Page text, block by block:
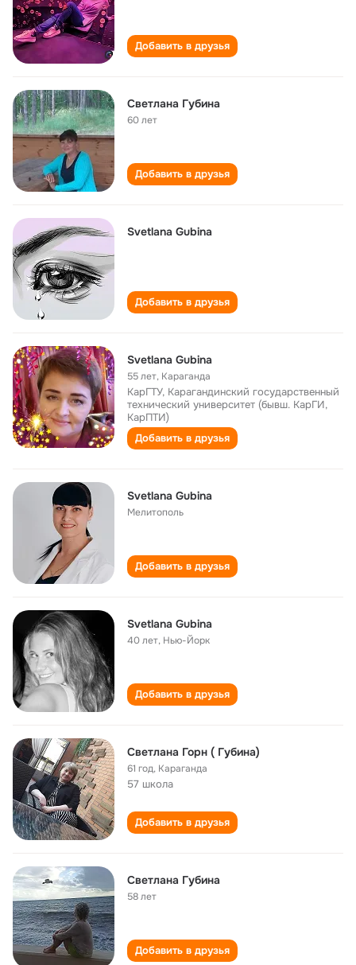
Добавить в друзья
Светлана Губина
60 лет
Добавить в друзья
Svetlana Gubina
Добавить в друзья
Svetlana Gubina
55 лет, Караганда
КарГТУ, Карагандинский государственный
технический университет (бывш. КарГИ,
КарПТИ)
Добавить в друзья
Svetlana Gubina
Мелитополь
Добавить в друзья
Svetlana Gubina
40 лет, Нью-Йорк
Добавить в друзья
Светлана Горн ( Губина)
61 год, Караганда
57 школа
Добавить в друзья
Светлана Губина
58 лет
Добавить в друзья